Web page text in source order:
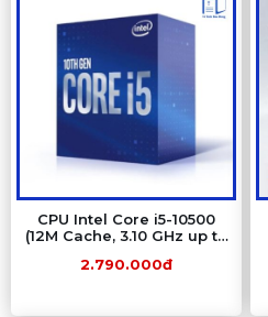
CPU Intel Core i5-10500
(12M Cache, 3.10 GHz up to
1200, Comet Lake-S)
2.790.000đ